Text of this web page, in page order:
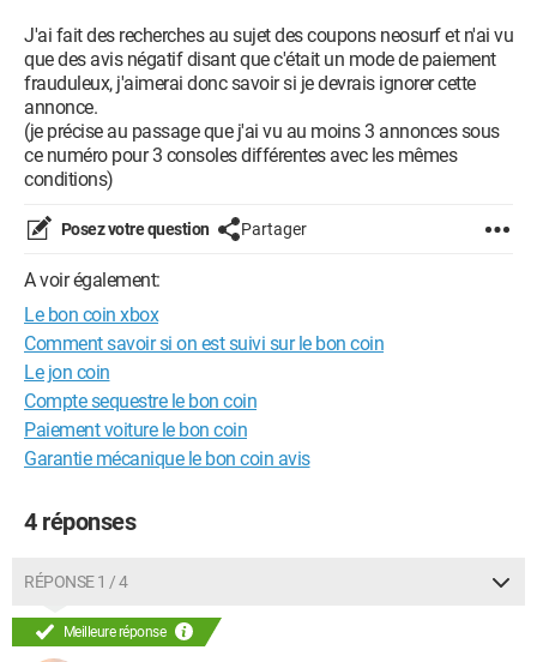
J'ai fait des recherches au sujet des coupons neosurf et n'ai vu
que des avis négatif disant que c'était un mode de paiement
frauduleux, j'aimerai donc savoir si je devrais ignorer cette
annonce.
(je précise au passage que j'ai vu au moins 3 annonces sous
ce numéro pour 3 consoles différentes avec les mêmes
conditions)
Posez votre question Partager
A voir également:
Le bon coin xbox
Comment savoir si on est suivi sur le bon coin
Le jon coin
Compte sequestre le bon coin
Paiement voiture le bon coin
Garantie mécanique le bon coin avis
4 réponses
RÉPONSE 1 / 4
Meilleure réponse